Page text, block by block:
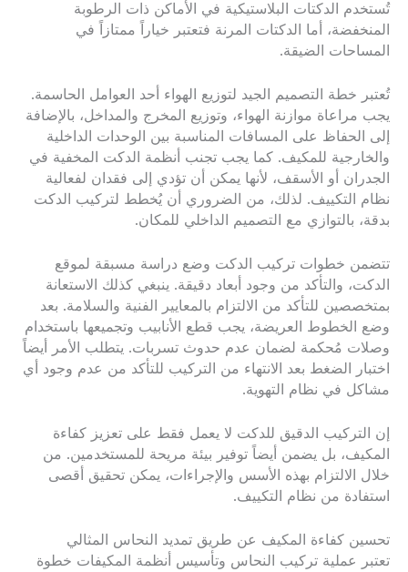
تُستخدم الدكتات البلاستيكية في الأماكن ذات الرطوبة
المنخفضة، أما الدكتات المرنة فتعتبر خياراً ممتازاً في
المساحات الضيقة.
تُعتبر خطة التصميم الجيد لتوزيع الهواء أحد العوامل الحاسمة.
يجب مراعاة موازنة الهواء، وتوزيع المخرج والمداخل، بالإضافة
إلى الحفاظ على المسافات المناسبة بين الوحدات الداخلية
والخارجية للمكيف. كما يجب تجنب أنظمة الدكت المخفية في
الجدران أو الأسقف، لأنها يمكن أن تؤدي إلى فقدان لفعالية
نظام التكييف. لذلك، من الضروري أن يُخطط لتركيب الدكت
بدقة، بالتوازي مع التصميم الداخلي للمكان.
تتضمن خطوات تركيب الدكت وضع دراسة مسبقة لموقع
الدكت، والتأكد من وجود أبعاد دقيقة. ينبغي كذلك الاستعانة
بمتخصصين للتأكد من الالتزام بالمعايير الفنية والسلامة. بعد
وضع الخطوط العريضة، يجب قطع الأنابيب وتجميعها باستخدام
وصلات مُحكمة لضمان عدم حدوث تسربات. يتطلب الأمر أيضاً
اختبار الضغط بعد الانتهاء من التركيب للتأكد من عدم وجود أي
مشاكل في نظام التهوية.
إن التركيب الدقيق للدكت لا يعمل فقط على تعزيز كفاءة
المكيف، بل يضمن أيضاً توفير بيئة مريحة للمستخدمين. من
خلال الالتزام بهذه الأسس والإجراءات، يمكن تحقيق أقصى
استفادة من نظام التكييف.
تحسين كفاءة المكيف عن طريق تمديد النحاس المثالي
تعتبر عملية تركيب النحاس وتأسيس أنظمة المكيفات خطوة